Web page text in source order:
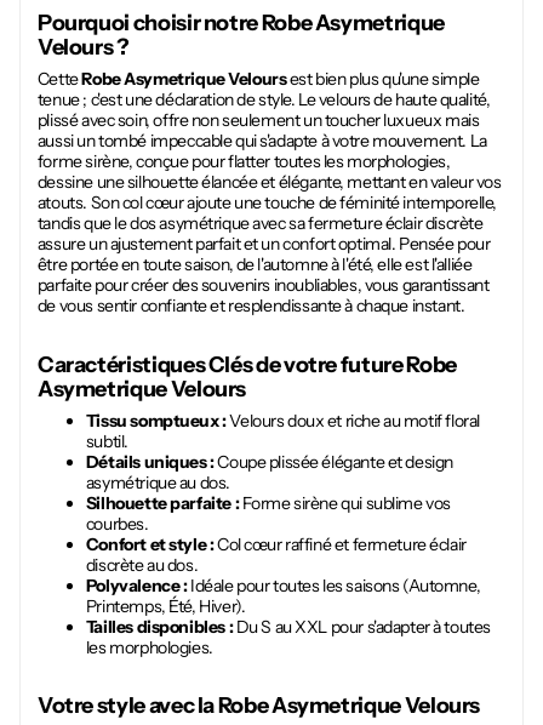
Pourquoi choisir notreRobe Asymetrique
Velours?
CetteRobe Asymetrique Veloursest bien plus qu'une simple
tenue ; c'est une déclaration de style. Le velours de haute qualité,
plissé avec soin, offre non seulement un toucher luxueux mais
aussi un tombé impeccable qui s'adapte à votre mouvement. La
forme sirène, conçue pour flatter toutes les morphologies,
dessine une silhouette élancée et élégante, mettant en valeur vos
atouts. Son col cœur ajoute une touche de féminité intemporelle,
tandis que le dos asymétrique avec sa fermeture éclair discrète
assure un ajustement parfait et un confort optimal. Pensée pour
être portée en toute saison, de l'automne à l'été, elle est l'alliée
parfaite pour créer des souvenirs inoubliables, vous garantissant
de vous sentir confiante et resplendissante à chaque instant.
Caractéristiques Clés de votre futureRobe
Asymetrique Velours
Tissu somptueux :Velours doux et riche au motif floral
subtil.
Détails uniques :Coupe plissée élégante et design
asymétrique au dos.
Silhouette parfaite :Forme sirène qui sublime vos
courbes.
Confort et style :Col cœur raffiné et fermeture éclair
discrète au dos.
Polyvalence :Idéale pour toutes les saisons (Automne,
Printemps, Été, Hiver).
Tailles disponibles :Du S au XXL pour s'adapter à toutes
les morphologies.
Votre style avec laRobe Asymetrique Velours